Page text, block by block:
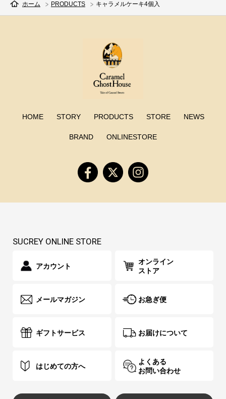
ホーム PRODUCTS キャラメルケーキ4個入
HOME STORY PRODUCTS STORE NEWS
BRAND ONLINESTORE
SUCREY ONLINE STORE
アカウント
オンライン
ストア
メールマガジン お急ぎ便
ギフトサービス お届けについて
はじめての方へ
よくある
お問い合わせ